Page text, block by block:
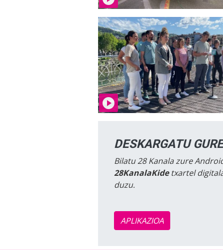
DESKARGATU
Bilatu 28 Kanala zure
28KanalaKidetxartel
duzu.
APLIKAZIOA